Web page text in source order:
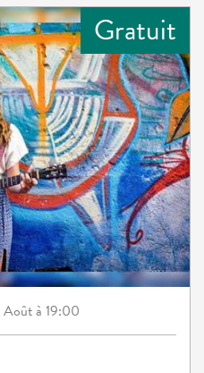
Gratuit
Aoûtà 19:00